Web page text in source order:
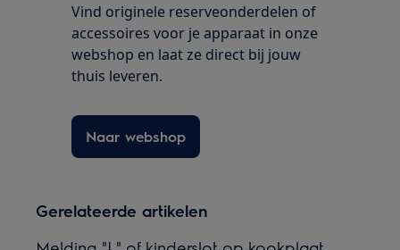
Vind originele reserveonderdelen of
accessoires voor je apparaat in onze
webshop en laat ze direct bij jouw
thuis leveren.
Naar webshop
Gerelateerde artikelen